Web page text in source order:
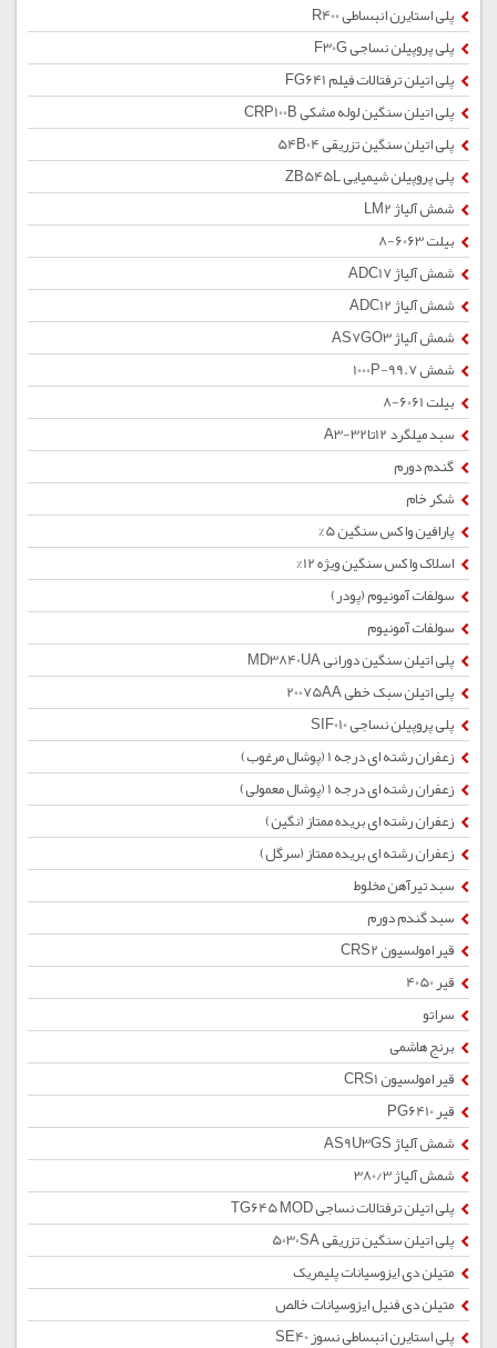
پلی استایرن انبساطی R400
پلی پروپیلن نساجی F30G
پلی اتیلن ترفتالات فیلم FG641
پلی اتیلن سنگین لوله مشکی CRP100B
پلی اتیلن سنگین تزریقی 54B04
پلی پروپیلن شیمیایی ZB545L
شمش آلیاژ LM2
بیلت 6063-8
شمش آلیاژ ADC17
شمش آلیاژ ADC12
شمش آلیاژ AS7GO3
شمش 1000P-99.7
بیلت 6061-8
سبد میلگرد 12تا32-A3
گندم دورم
شکر خام
پارافین واکس سنگین 5%
اسلاک واکس سنگین ویژه 12%
سولفات آمونیوم (پودر)
سولفات آمونیوم
پلی اتیلن سنگین دورانی MD3840UA
پلی اتیلن سبک خطی 20075AA
پلی پروپیلن نساجی SIF010
زعفران رشته ای درجه 1 (پوشال مرغوب)
زعفران رشته ای درجه 1 (پوشال معمولی)
زعفران رشته ای بریده ممتاز (نگین)
زعفران رشته ای بریده ممتاز (سرگل)
سبد تیرآهن مخلوط
سبد گندم دورم
قیر امولسیون CRS2
قیر 4050
سراتو
برنج هاشمی
قیر امولسیون CRS1
قیر PG6410
شمش آلیاژ AS9U3GS
شمش آلیاژ 380/3
پلی اتیلن ترفتالات نساجی TG645 MOD
پلی اتیلن سنگین تزریقی 5030SA
متیلن دی ایزوسیانات پلیمریک
متیلن دی فنیل ایزوسیانات خالص
پلی استایرن انبساطی نسوز SE40